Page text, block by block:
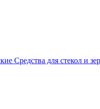
Средства для стекол и